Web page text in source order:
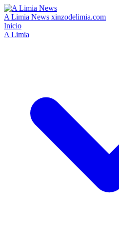
A Limia News xinzodelimia.com
Inicio
A Limia